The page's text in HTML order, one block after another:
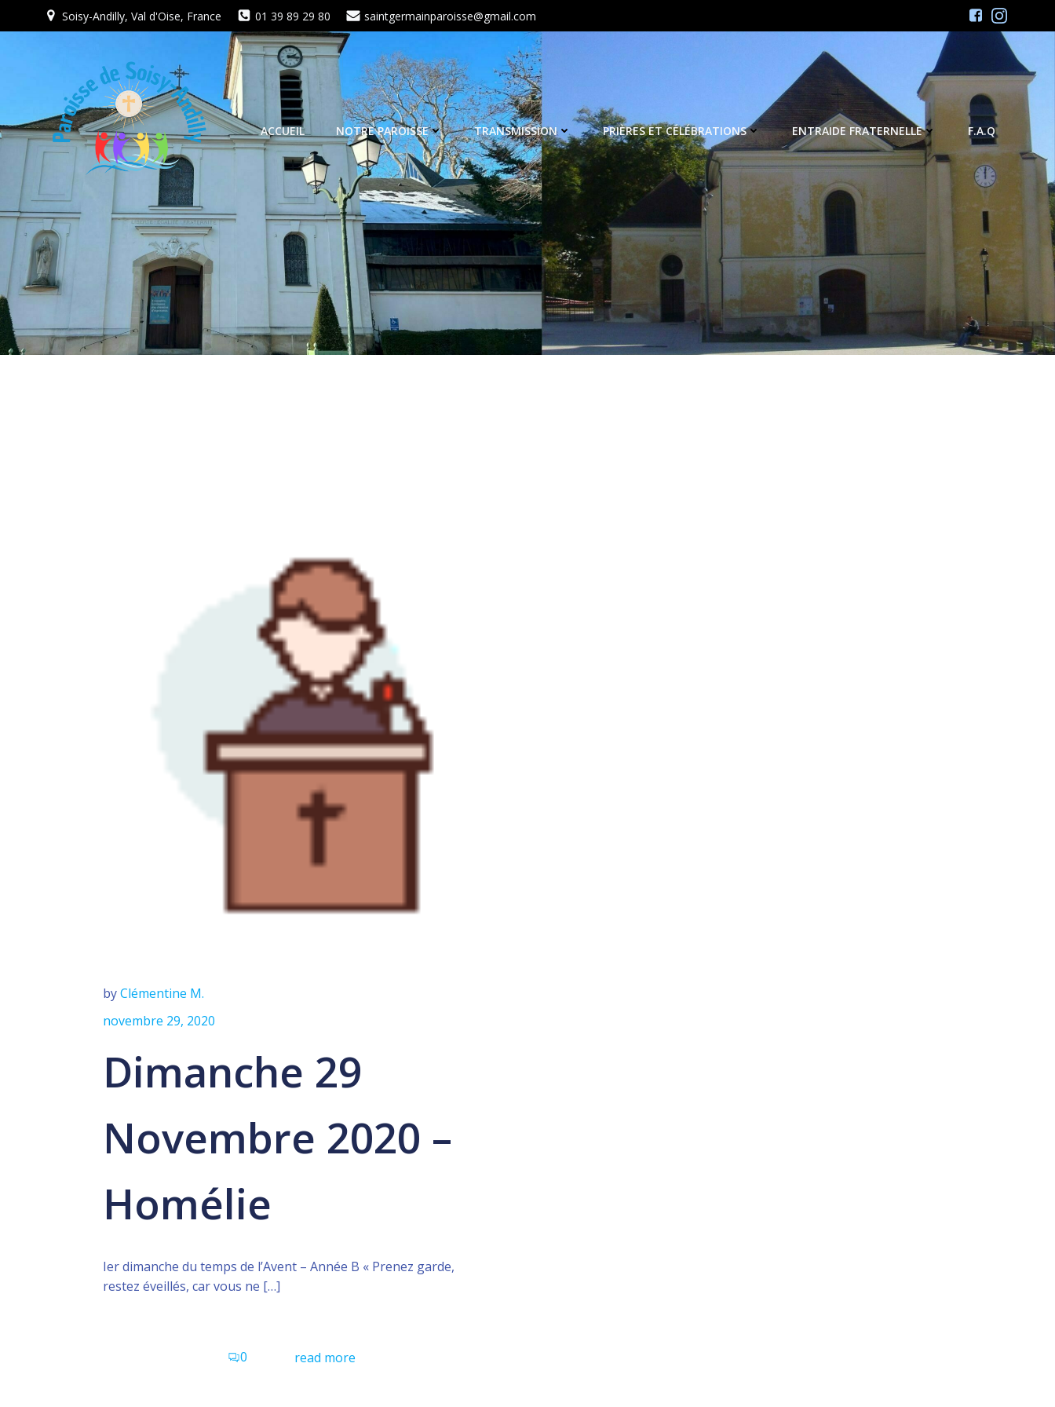
au
Soisy-Andilly, Val d'Oise, France 01 39 89 29 80 saintgermainparoisse@gmail.com
ACCUEIL NOTRE PAROISSE TRANSMISSION PRIÈRES ET CÉLÉBRATIONS ENTRAIDE FRATERNELLE F.A.Q
byClémentine M.
novembre 29, 2020
Dimanche 29
Novembre 2020 –
Homélie
Ier dimanche du temps de l’Avent – Année B « Prenez garde,
restez éveillés, car vous ne […]
0 read more